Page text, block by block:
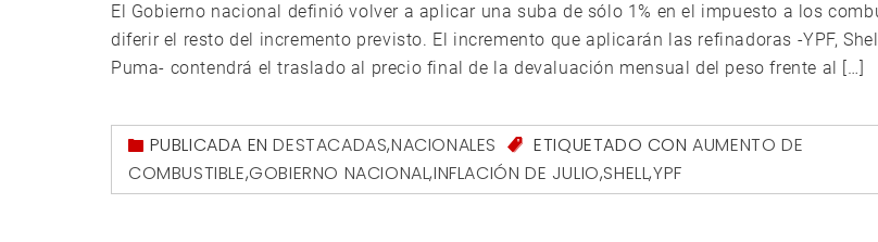
El Gobierno nacional definió volver a aplicar una suba de sólo 1% en el impuesto a los
diferir el resto del incremento previsto. El incremento que aplicarán las refinadoras -YPF,
Puma- contendrá el traslado al precio final de la devaluación mensual del peso frente al […]
PUBLICADA ENDESTACADAS,NACIONALES ETIQUETADO CONAUMENTO DE
COMBUSTIBLE,GOBIERNO NACIONAL,INFLACIÓN DE JULIO,SHELL,YPF